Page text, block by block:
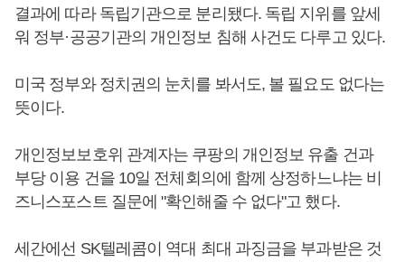
결과에 따라 독립기관으로 분리됐다. 독립 지위를 앞세
워 정부·공공기관의 개인정보 침해 사건도 다루고 있다.
미국 정부와 정치권의 눈치를 봐서도, 볼 필요도 없다는
뜻이다.
개인정보보호위 관계자는 쿠팡의 개인정보 유출 건과
부당 이용 건을 10일 전체회의에 함께 상정하느냐는 비
즈니스포스트 질문에 "확인해줄 수 없다"고 했다.
세간에선 SK텔레콤이 역대 최대 과징금을 부과받은 것